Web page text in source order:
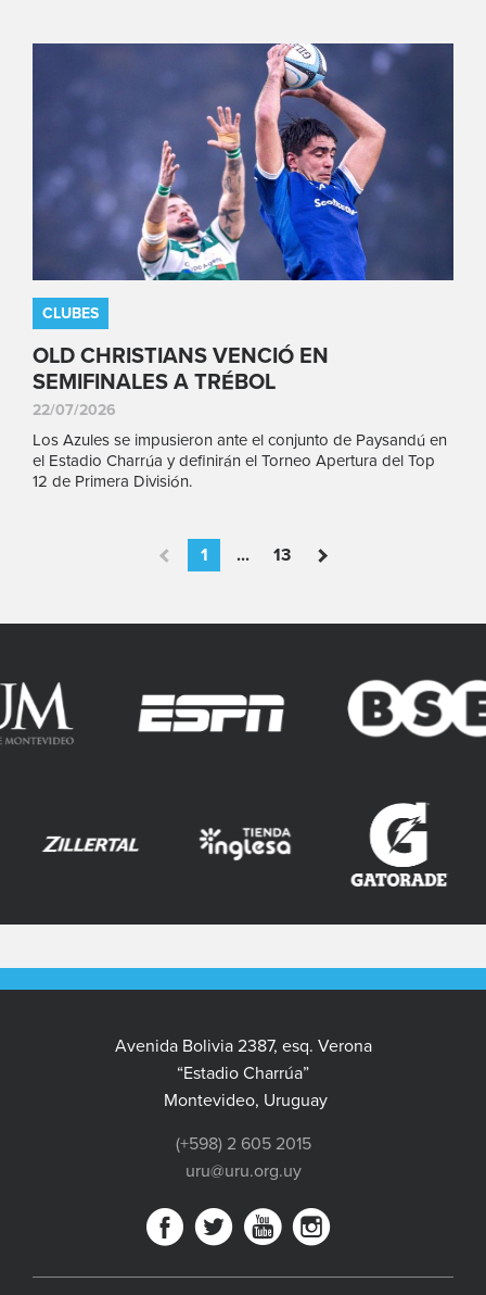
CLUBES
OLD CHRISTIANS VENCIÓ EN
SEMIFINALES A TRÉBOL
22/07/2026
Los Azules se impusieron ante el conjunto de Paysandú en
el Estadio Charrúa y definirán el Torneo Apertura del Top
12 de Primera División.
1 ... 13
Avenida Bolivia 2387, esq. Verona
“Estadio Charrúa”
Montevideo, Uruguay
(+598) 2 605 2015
uru@uru.org.uy